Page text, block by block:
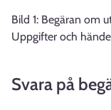
Bild 1: Begäran om
Uppgifter och
Svara på